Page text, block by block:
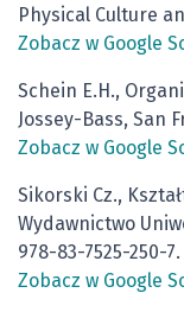
Physical Culture
Zobacz w Google
Schein E.H.,
Jossey-Bass, San
Zobacz w Google
Sikorski Cz.,
Wydawnictwo
978-83-7525-250-7.
Zobacz w Google